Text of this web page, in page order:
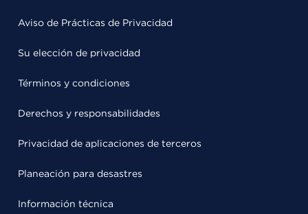
Aviso de Prácticas de Privacidad
Su elección de privacidad
Términos y condiciones
Derechos y responsabilidades
Privacidad de aplicaciones de terceros
Planeación para desastres
Información técnica